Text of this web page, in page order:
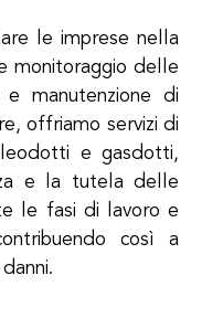
le imprese nella
monitoraggio delle
e manutenzione di
offriamo servizi di
e gasdotti,
e la tutela delle
le fasi di lavoro e
così a